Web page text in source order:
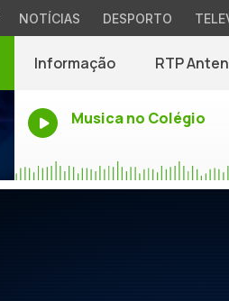
NOTÍCIAS DESPORTO
Informação RTP
Musica no Colégio